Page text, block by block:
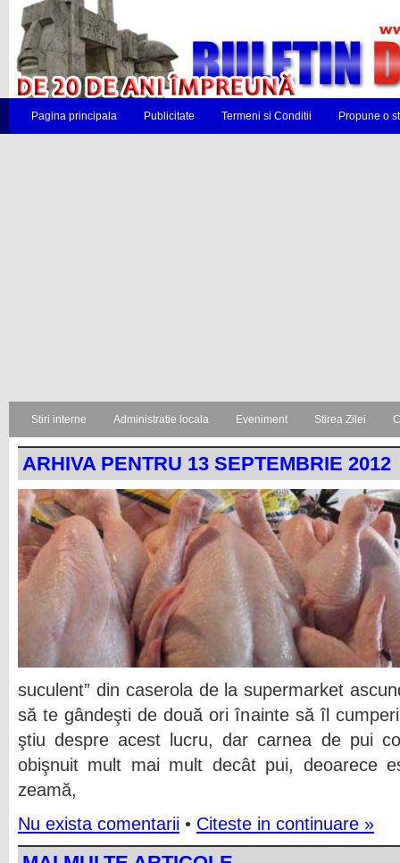
Pagina principala Publicitate Termeni si Conditii Propune o
Stiri interne Administratie locala Eveniment Stirea Zilei
ARHIVA PENTRU 13 SEPTEMBRIE 2012
suculent” din caserola de la supermarket
să te gândeşti de două ori înainte să îl
ştiu despre acest lucru, dar carnea de pui
obişnuit mult mai mult decât pui, deoarece
zeamă,
Nu exista comentarii • Citeste in continuare »